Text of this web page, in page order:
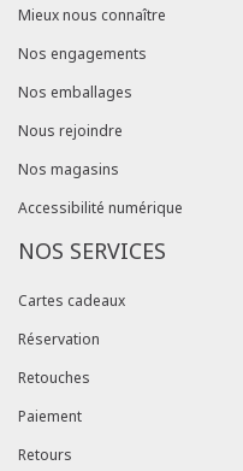
Mieux nous connaître
Nos engagements
Nos emballages
Nous rejoindre
Nos magasins
Accessibilité numérique
NOS SERVICES
Cartes cadeaux
Réservation
Retouches
Paiement
Retours